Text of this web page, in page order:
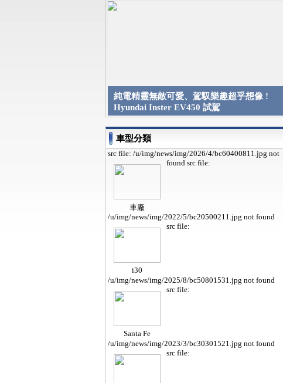
純電精靈無敵可愛、駕馭樂趣超乎想像 !
Hyundai Inster EV450 試駕
車型分類
src file: /u/img/news/img/2026/4/bc60400811.jpg not
found
車廠
src file:
/u/img/news/img/2022/5/bc20500211.jpg not found
i30
src file:
/u/img/news/img/2025/8/bc50801531.jpg not found
Santa Fe
src file:
/u/img/news/img/2023/3/bc30301521.jpg not found
src file: